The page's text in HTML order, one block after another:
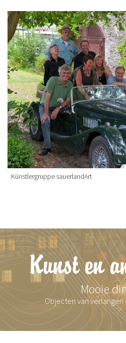
Künstlergruppe sauerlandArt
Kunst en
Mooie
Objecten van verlangen